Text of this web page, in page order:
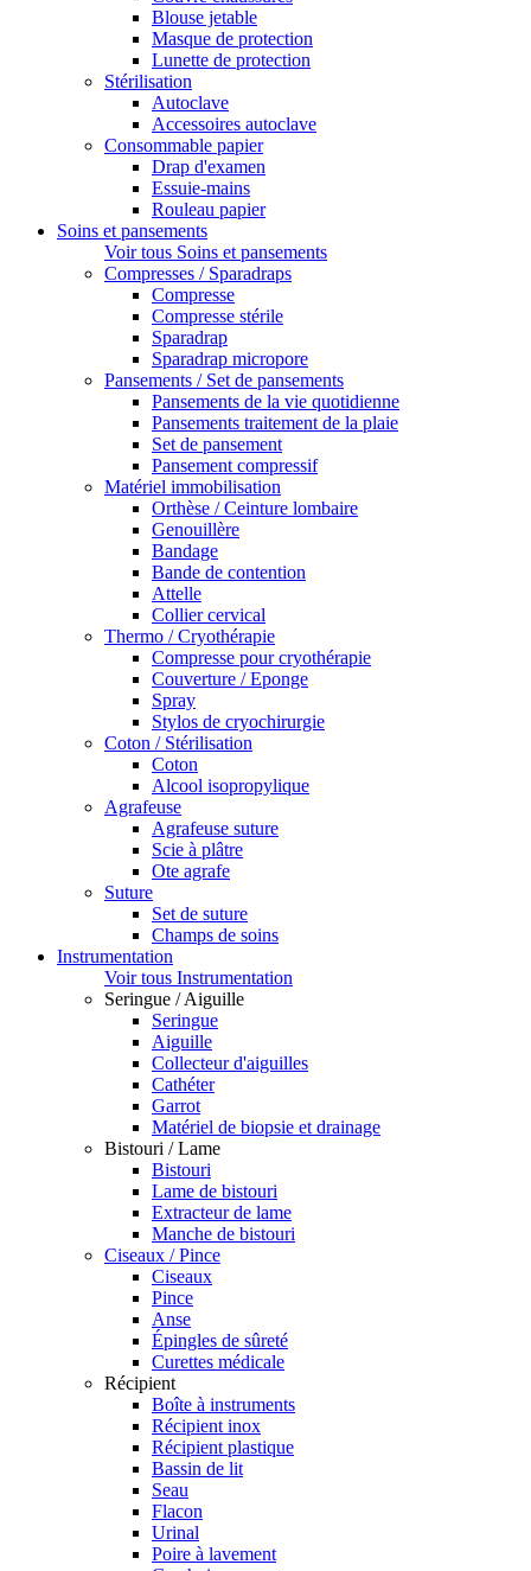
Blouse jetable
Masque de protection
Lunette de protection
Stérilisation
Autoclave
Accessoires autoclave
Consommable papier
Drap d'examen
Essuie-mains
Rouleau papier
Soins et pansements
Voir tous Soins et pansements
Compresses / Sparadraps
Compresse
Compresse stérile
Sparadrap
Sparadrap micropore
Pansements / Set de pansements
Pansements de la vie quotidienne
Pansements traitement de la plaie
Set de pansement
Pansement compressif
Matériel immobilisation
Orthèse / Ceinture lombaire
Genouillère
Bandage
Bande de contention
Attelle
Collier cervical
Thermo / Cryothérapie
Compresse pour cryothérapie
Couverture / Eponge
Spray
Stylos de cryochirurgie
Coton / Stérilisation
Coton
Alcool isopropylique
Agrafeuse
Agrafeuse suture
Scie à plâtre
Ote agrafe
Suture
Set de suture
Champs de soins
Instrumentation
Voir tous Instrumentation
Seringue / Aiguille
Seringue
Aiguille
Collecteur d'aiguilles
Cathéter
Garrot
Matériel de biopsie et drainage
Bistouri / Lame
Bistouri
Lame de bistouri
Extracteur de lame
Manche de bistouri
Ciseaux / Pince
Ciseaux
Pince
Anse
Épingles de sûreté
Curettes médicale
Récipient
Boîte à instruments
Récipient inox
Récipient plastique
Bassin de lit
Seau
Flacon
Urinal
Poire à lavement